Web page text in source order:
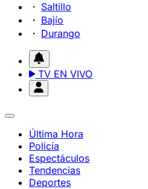
Saltillo
Bajío
Durango
TV EN VIVO
Última Hora
Policía
Espectáculos
Tendencias
Deportes